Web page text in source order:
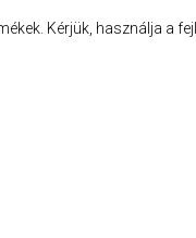
Kérjük, használja a